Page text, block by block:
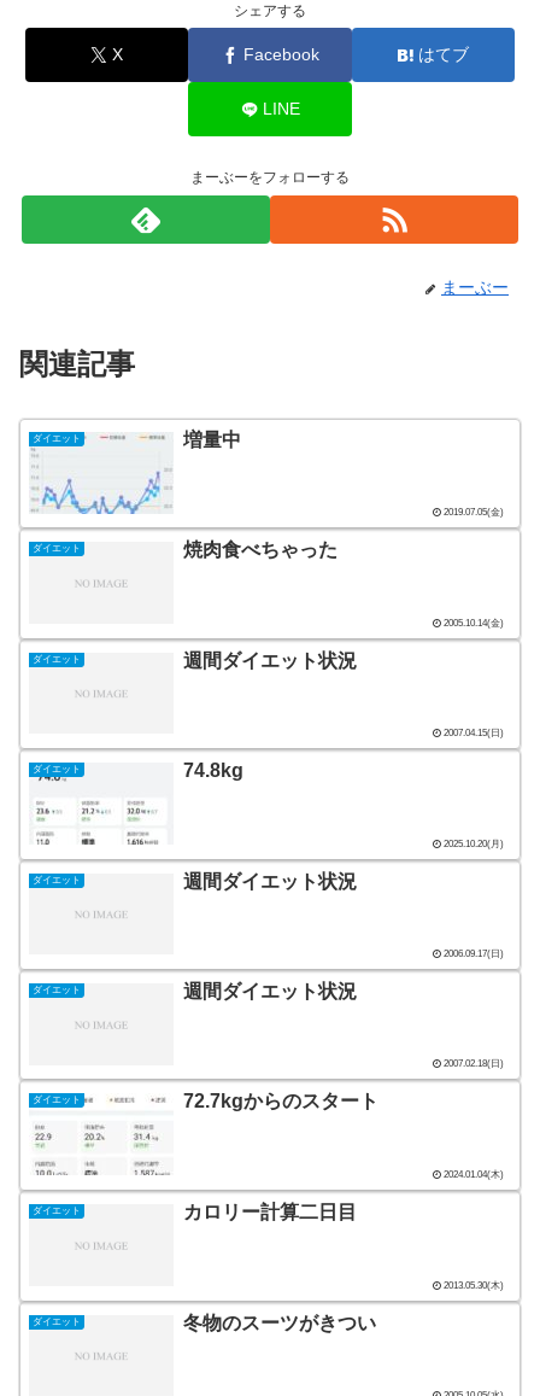
シェアする
X Facebook はてブ
LINE
まーぶーをフォローする
まーぶー
関連記事
ダイエット 増量中
2019.07.05(金)
ダイエット 焼肉食べちゃった
2005.10.14(金)
ダイエット 週間ダイエット状況
2007.04.15(日)
ダイエット 74.8kg
2025.10.20(月)
ダイエット 週間ダイエット状況
2006.09.17(日)
ダイエット 週間ダイエット状況
2007.02.18(日)
ダイエット 72.7kgからのスタート
2024.01.04(木)
ダイエット カロリー計算二日目
2013.05.30(木)
ダイエット 冬物のスーツがきつい